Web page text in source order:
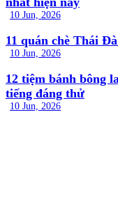
10 Jun, 2026
11 quán chè Thái
10 Jun, 2026
12 tiệm bánh bông
tiếng đáng thử
10 Jun, 2026